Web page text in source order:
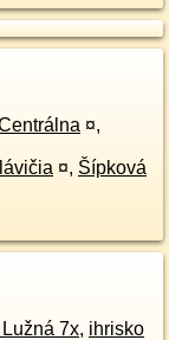
¤,
¤, Šípková
7x, ihrisko